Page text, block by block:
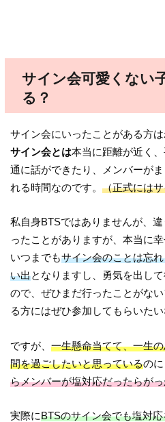
サイン会可愛くない
る？
サイン会にいったことがある方
サイン会とは本当に距離が近く
通に話ができたり、メンバーが
れる時間なのです。（正式には
私自身BTSではありませんが、
ったことがありますが、本当に幸
いつまでもサイン会のことは忘
い出となりますし、勇気を出し
ので、ぜひまだ行ったことがな
る方にはぜひ参加してもらいたい
ですが、一生懸命当てて、一生
間を過ごしたいと思っているの
らメンバーが塩対応だったらが
実際にBTSのサイン会でも塩対